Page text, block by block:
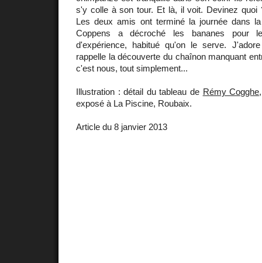
s'y colle à son tour. Et là, il voit. Devinez
Les deux amis ont terminé la journée dans
Coppens a décroché les bananes pour
d'expérience, habitué qu'on le serve.
rappelle la découverte du chaînon manquant
c'est nous, tout simplement...
Illustration : détail du tableau de Rémy Cogghe
exposé à La Piscine, Roubaix.
Article du 8 janvier 2013